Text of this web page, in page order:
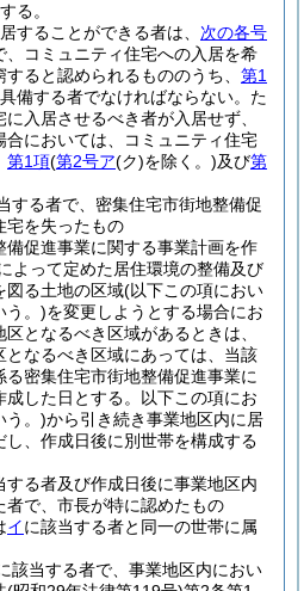
る。
することができる者は、 次の各号
コミュニティ住宅への入居を希
ると認められるもののうち、 第1
備する者でなければならない。 た
入居させるべき者が入居せず、
合においては、コミュニティ住宅
第1項(第2号ア(ク)を除く。)及び第
する者で、密集住宅市街地整備促
宅を失ったもの
備促進事業に関する事業計画を作
よって定めた居住環境の整備及び
図る土地の区域(以下この項におい
う。)を変更しようとする場合にお
となるべき区域があるときは、
となるべき区域にあっては、当該
密集住宅市街地整備促進事業に
成した日とする。以下この項にお
う。)から引き続き事業地区内に居
し、作成日後に別世帯を構成する
する者及び作成日後に事業地区内
者で、市長が特に認めたもの
イに該当する者と同一の世帯に属
該当する者で、事業地区内におい